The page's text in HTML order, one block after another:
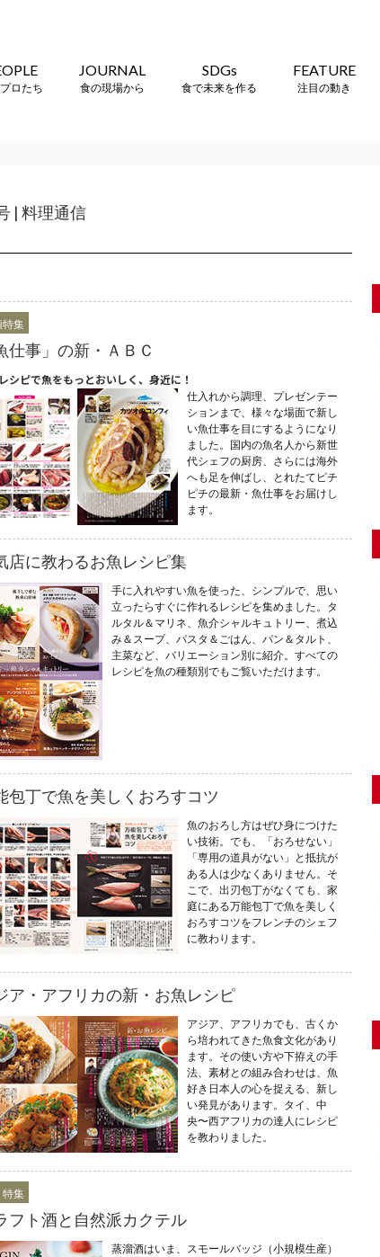
ロたち
JOURNAL
食の現場から
SDGs
食で未来を作る
FEATURE
注目の動き
| 料理通信
特集
仕事」の新・ＡＢＣ
シピで魚をもっとおいしく、身近に！
仕入れから調理、プレゼンテー
ションまで、様々な場面で新し
い魚仕事を目にするようになり
ました。国内の魚名人から新世
代シェフの厨房、さらには海外
へも足を伸ばし、とれたてピチ
ピチの最新・魚仕事をお届けし
ます。
店に教わるお魚レシピ集
手に入れやすい魚を使った、シンプルで、思い
立ったらすぐに作れるレシピを集めました。タ
ルタル＆マリネ、魚介シャルキュトリー、煮込
み＆スープ、パスタ＆ごはん、パン＆タルト、
主菜など、バリエーション別に紹介。すべての
レシピを魚の種類別でもご覧いただけます。
包丁で魚を美しくおろすコツ
魚のおろし方はぜひ身につけた
い技術。でも、「おろせない」
「専用の道具がない」と抵抗が
ある人は少なくありません。そ
こで、出刃包丁がなくても、家
庭にある万能包丁で魚を美しく
おろすコツをフレンチのシェフ
に教わります。
ア・アフリカの新・お魚レシピ
アジア、アフリカでも、古くか
ら培われてきた魚食文化があり
ます。その使い方や下拵えの手
法、素材との組み合わせは、魚
好き日本人の心を捉える、新し
い発見があります。タイ、中
央〜西アフリカの達人にレシピ
を教わりました。
特集
フト酒と自然派カクテル
蒸溜酒はいま、スモールバッジ（小規模生産）